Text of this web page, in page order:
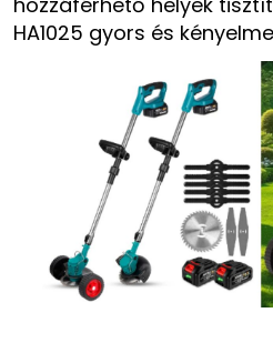
HA1025 gyors és